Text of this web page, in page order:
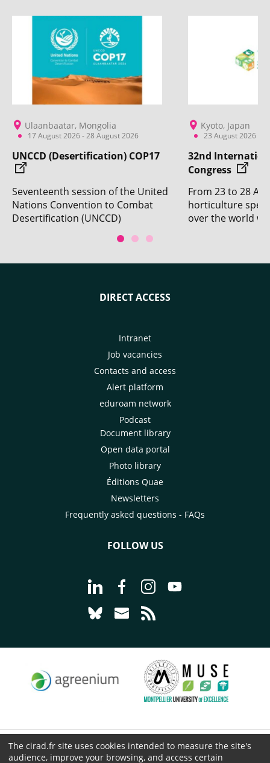
Ulaanbaatar, Mongolia
17 August 2026 - 28 August 2026
UNCCD (Desertification) COP17
Seventeenth session of the United
Nations Convention to Combat
Desertification (UNCCD)
the participation of CIRAD.
Kyoto, Japan
23 August 2026 -
32nd
Congress
From 23 to 28
horticulture
over the world
DIRECT ACCESS
Intranet
Job vacancies
Contacts and access
Alert platform
eduroam network
Podcast
Document library
Open data portal
Photo library
Éditions Quae
Newsletters
Frequently asked questions - FAQs
FOLLOW US
Go to page Follow us on LinkedIn -
Go to page Follow us on
Go to page Follow us on
Go to page Follow
Go to page Follow us on Bluesky -
Go to page Contact us - CIRAD
© CIRAD 2026
The cirad.fr site uses cookies intended to measure the site's
audience, improve your browsing, and access certain